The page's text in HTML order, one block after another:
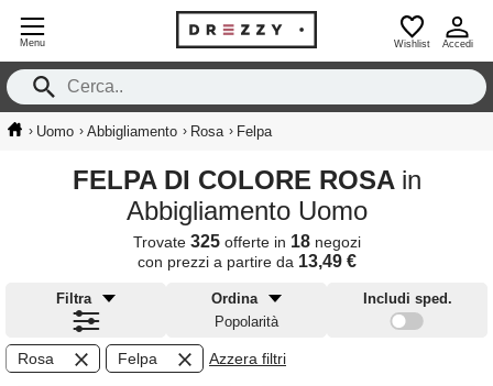
Menu Wishlist Accedi
› Uomo › Abbigliamento › Rosa › Felpa
FELPA DI COLORE ROSA in
Abbigliamento Uomo
Trovate 325offerte in 18negozi
con prezzi a partire da 13,49 €
Filtra
Ordina
Popolarità
Includi sped.
Rosa Felpa Azzera filtri